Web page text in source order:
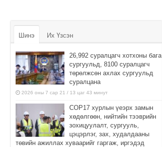
Шинэ Их Үзсэн
26,992 суралцагч хотхоны бага
сургуульд, 8100 суралцагч
төрөлжсөн ахлах сургуульд
суралцана
2026 оны 7 сар 21 / 13 цаг 43 минут
COP17 хурлын үеэрх замын
хөдөлгөөн, нийтийн тээврийн
зохицуулалт, сургууль,
цэцэрлэг, зах, худалдааны
төвийн ажиллах хуваарийг гаргаж, иргэдэд